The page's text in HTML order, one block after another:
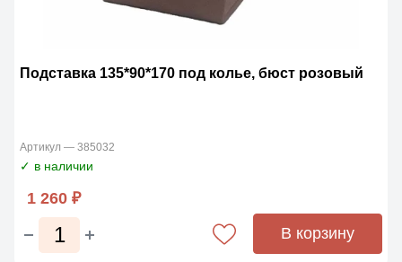
Подставка 135*90*170 под колье, бюст розовый
Артикул — 385032
✓ в наличии
1 260 ₽
В корзину